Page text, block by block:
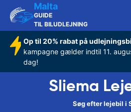
Malta
GUIDE
TIL BILUDLEJNING
Op til 20% rabat på
kampagne gælder indtil 11.
dag!
Sliema
Søg efter lejebil i